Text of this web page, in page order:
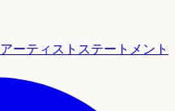
アーティストステートメント